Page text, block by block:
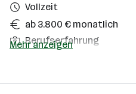
Vollzeit
ab 3.800 € monatlich
Berufserfahrung
Mehr anzeigen